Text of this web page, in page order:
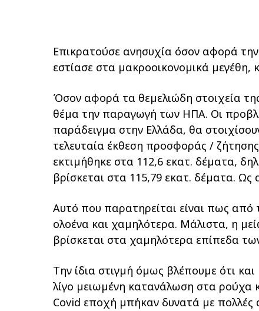
Επικρατούσε ανησυχία όσον αφορά
εστίασε στα µακροοικονοµικά
Όσον αφορά τα θεµελιώδη στοιχεία
θέµα την παραγωγή των ΗΠΑ. Οι
παράδειγµα στην Ελλάδα, θα
τελευταία έκθεση προσφοράς /
εκτιµήθηκε στα 112,6 εκατ. δέµατα,
βρίσκεται στα 115,79 εκατ. δέµατα.
Αυτό που παρατηρείται είναι πως από
ολοένα και χαµηλότερα. Μάλιστα, η
βρίσκεται στα χαµηλότερα επίπεδα
Την ίδια στιγµή όµως βλέπουµε ότι
λίγο µειωµένη κατανάλωση στα ρούχα
Covid εποχή µπήκαν δυνατά µε πολλές